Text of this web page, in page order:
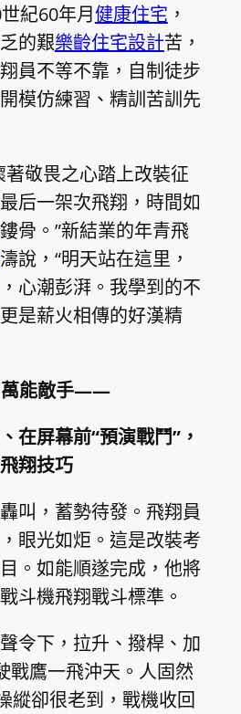
紀60年月健康住宅 ，
的艱樂齡住宅設計苦，
員不等不靠，自制徒步
模仿練習、精訓苦訓先
著敬畏之心踏上改裝征
后一架次飛翔，時間如
骨。”新結業的年青飛
濤說，“明天站在這里，
心潮彭湃。我學到的不
是薪火相傳的好漢精
萬能敵手——
在屏幕前“預演戰鬥”，
翔技巧
叫，蓄勢待發。飛翔員
眼光如炬。這是改裝考
。如能順遂完成，他將
斗機飛翔戰斗標準。
令下，拉升、撥桿、加
鷹一飛沖天。人固然
縱卻很老到，戰機收回